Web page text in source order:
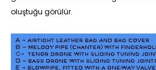
oluştuğu görülür.